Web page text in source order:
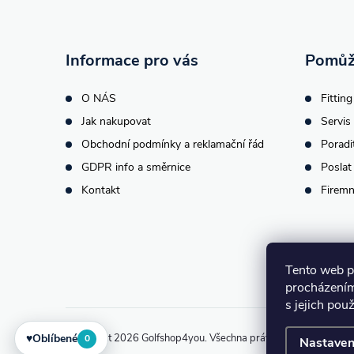
Tento web
s jejich
v
k
y
v
ý
u
Informace pro vás
O NÁS
Jak nakupovat
Obchodní podmínky a reklamační řád
GDPR info a směrnice
Kontakt
Copyright 2026 Golfshop4you. Všechna práva vyhrazena.
♥Oblíbené 0